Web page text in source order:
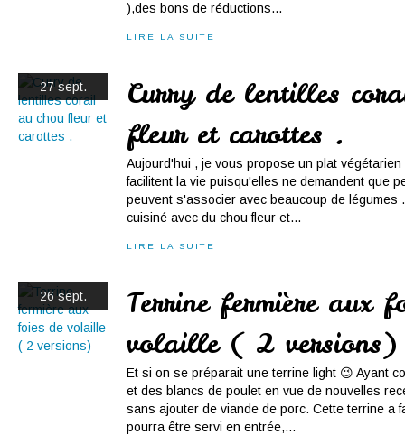
),des bons de réductions...
LIRE LA SUITE
27 sept.
Curry de lentilles
fleur et carottes .
Aujourd'hui , je vous propose un plat
facilitent la vie puisqu'elles ne demandent que
peuvent s'associer avec beaucoup de légumes
cuisiné avec du chou fleur et...
LIRE LA SUITE
26 sept.
Terrine fermière aux
volaille ( 2 versions)
Et si on se préparait une terrine light 😉 Ayant
et des blancs de poulet en vue de nouvelles
sans ajouter de viande de porc. Cette terrine a
pourra être servi en entrée,...